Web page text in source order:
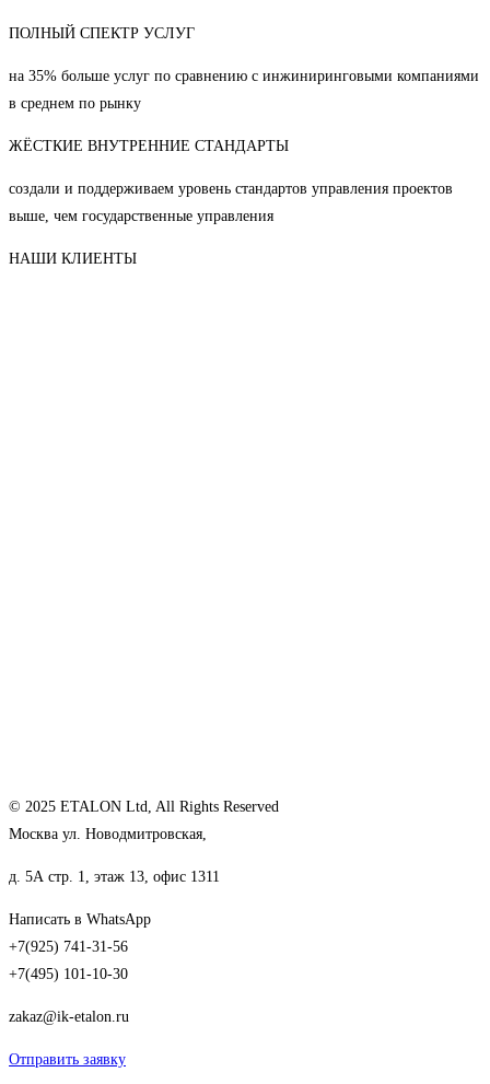
ПОЛНЫЙ СПЕКТР УСЛУГ
на 35% больше услуг по сравнению с инжиниринговыми компаниями
в среднем по рынку
ЖЁСТКИЕ ВНУТРЕННИЕ СТАНДАРТЫ
создали и поддерживаем уровень стандартов управления проектов
выше, чем государственные управления
НАШИ КЛИЕНТЫ
© 2025 ETALON Ltd, All Rights Reserved
Москва ул. Новодмитровская,
д. 5А стр. 1, этаж 13, офис 1311
Написать в WhatsApp
+7(925) 741-31-56
+7(495) 101-10-30
zakaz@ik-etalon.ru
Отправить заявку